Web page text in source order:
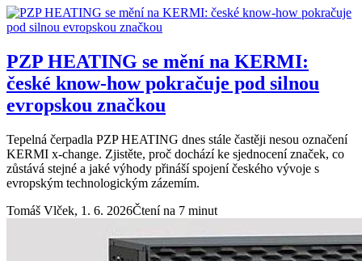
PZP HEATING se mění na KERMI:
české know-how pokračuje pod silnou
evropskou značkou
Tepelná čerpadla PZP HEATING dnes stále častěji nesou označení
KERMI x-change. Zjistěte, proč dochází ke sjednocení značek, co
zůstává stejné a jaké výhody přináší spojení českého vývoje s
evropským technologickým zázemím.
Tomáš Vlček, 1. 6. 2026Čtení na 7 minut